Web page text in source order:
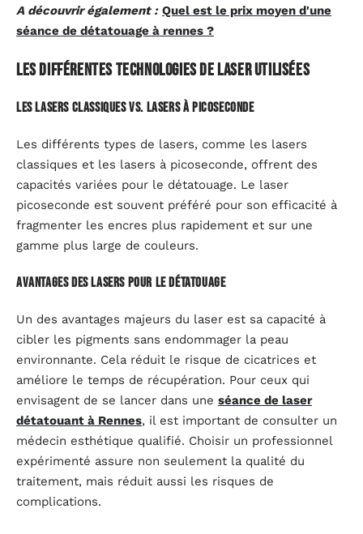
A découvrir également : Quel est le prix moyen d'une
séance de détatouage à rennes ?
Les différentes technologies de laser utilisées
Les lasers classiques vs. lasers à picoseconde
Les différents types de lasers, comme les lasers
classiques et les lasers à picoseconde, offrent des
capacités variées pour le détatouage. Le laser
picoseconde est souvent préféré pour son efficacité à
fragmenter les encres plus rapidement et sur une
gamme plus large de couleurs.
Avantages des lasers pour le détatouage
Un des avantages majeurs du laser est sa capacité à
cibler les pigments sans endommager la peau
environnante. Cela réduit le risque de cicatrices et
améliore le temps de récupération. Pour ceux qui
envisagent de se lancer dans une séance de laser
détatouant à Rennes, il est important de consulter un
médecin esthétique qualifié. Choisir un professionnel
expérimenté assure non seulement la qualité du
traitement, mais réduit aussi les risques de
complications.